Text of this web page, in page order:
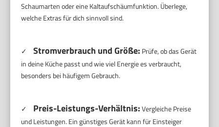
Schaumarten oder eine Kaltaufschäumfunktion. Überlege,
welche Extras für dich sinnvoll sind.
✓ Stromverbrauch und Größe: Prüfe, ob das Gerät
in deine Küche passt und wie viel Energie es verbraucht,
besonders bei häufigem Gebrauch.
✓ Preis-Leistungs-Verhältnis:Vergleiche Preise
und Leistungen. Ein günstiges Gerät kann für Einsteiger